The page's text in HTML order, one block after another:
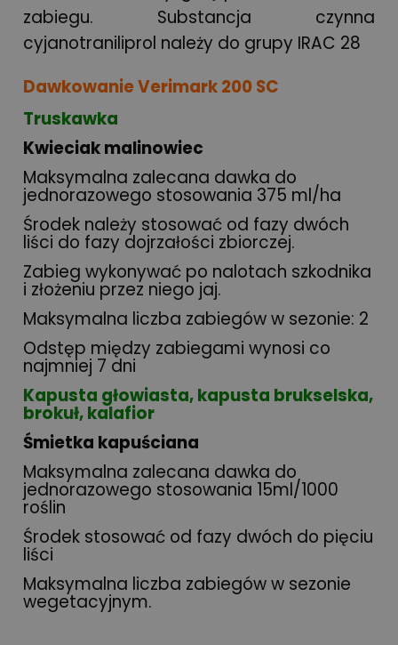
zabiegu. Substancja czynna
cyjanotraniliprol należy do grupy IRAC 28
Dawkowanie Verimark 200 SC
Truskawka
Kwieciak malinowiec
Maksymalna zalecana dawka do
jednorazowego stosowania 375 ml/ha
Środek należy stosować od fazy dwóch
liści do fazy dojrzałości zbiorczej.
Zabieg wykonywać po nalotach szkodnika
i złożeniu przez niego jaj.
Maksymalna liczba zabiegów w sezonie: 2
Odstęp między zabiegami wynosi co
najmniej 7 dni
Kapusta głowiasta, kapusta brukselska,
brokuł, kalafior
Śmietka kapuściana
Maksymalna zalecana dawka do
jednorazowego stosowania 15ml/1000
roślin
Środek stosować od fazy dwóch do pięciu
liści
Maksymalna liczba zabiegów w sezonie
wegetacyjnym.